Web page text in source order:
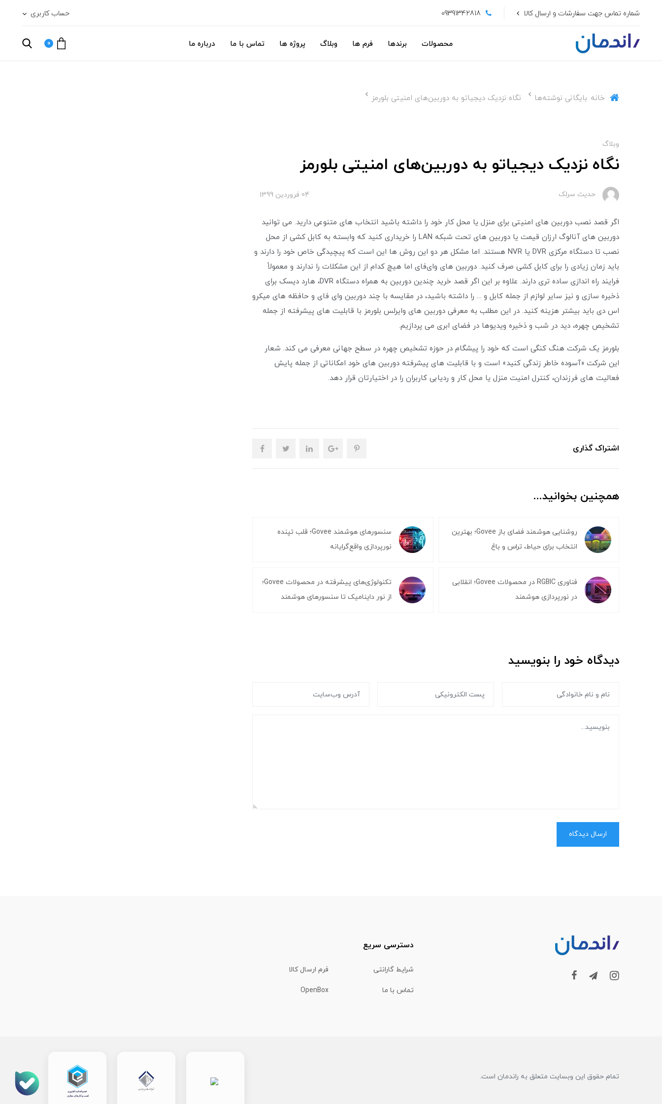
شماره تماس جهت سفارشات و ارسال کالا 09391342818 حساب کاربری
محصولات برندها فرم ها وبلاگ پروژه ها تماس با ما درباره ما 0
خانه بایگانی نوشته‌ها نگاه نزدیک دیجیاتو به دوربین‌های امنیتی بلورمز
وبلاگ
نگاه نزدیک دیجیاتو به دوربین‌های امنیتی بلورمز
حدیث سرلک 04 فروردین 1399
اگر قصد نصب دوربین های امنیتی برای منزل یا محل کار خود را داشته باشید انتخاب های متنوعی دارید. می توانید
دوربین های آنالوگ ارزان قیمت یا دوربین های تحت شبکه LAN را خریداری کنید که وابسته به کابل کشی از محل
نصب تا دستگاه مرکزی DVR یا NVR هستند. اما مشکل هر دو این روش ها این است که پیچیدگی خاص خود را دارند و
باید زمان زیادی را برای کابل کشی صرف کنید. دوربین های وای‌فای اما هیچ کدام از این مشکلات را ندارند و معمولاً
فرایند راه اندازی ساده تری دارند. علاوه بر این اگر قصد خرید چندین دوربین به همراه دستگاه DVR، هارد دیسک برای
ذخیره سازی و نیز سایر لوازم از جمله کابل و ... را داشته باشید، در مقایسه با چند دوربین وای فای و حافظه های میکرو
اس دی باید بیشتر هزینه کنید. در این مطلب به معرفی دوربین های وایرلس بلورمز با قابلیت های پیشرفته از جمله
تشخیص چهره، دید در شب و ذخیره ویدیوها در فضای ابری می پردازیم.
بلورمز یک شرکت هنگ کنگی است که خود را پیشگام در حوزه تشخیص چهره در سطح جهانی معرفی می کند. شعار
این شرکت «آسوده خاطر زندگی کنید» است و با قابلیت های پیشرفته دوربین های خود امکاناتی از جمله پایش
فعالیت های فرزندان، کنترل امنیت منزل یا محل کار و ردیابی کاربران را در اختیارتان قرار دهد.
اشتراک گذاری
همچنین بخوانید...
روشنایی هوشمند فضای باز Govee؛ بهترین
انتخاب برای حیاط، تراس و باغ
سنسورهای هوشمند Govee؛ قلب تپنده
نورپردازی واقع‌گرایانه
فناوری RGBIC در محصولات Govee؛ انقلابی
در نورپردازی هوشمند
تکنولوژی‌های پیشرفته در محصولات Govee؛
از نور داینامیک تا سنسورهای هوشمند
دیدگاه خود را بنویسید
ارسال دیدگاه
دسترسی سریع
شرایط گارانتی فرم ارسال کالا
تماس با ما OpenBox
تمام حقوق این وبسایت متعلق به راندمان است.